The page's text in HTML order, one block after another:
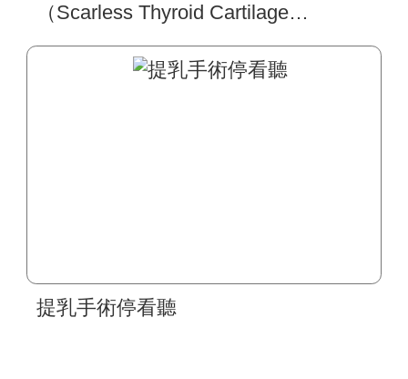
（Scarless Thyroid Cartilage
提乳手術停看聽